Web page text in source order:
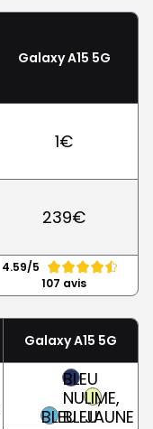
Galaxy A15 5G
1€
239€
4.59/5
107 avis
Galaxy A15 5G
BLEU
BLEU
NUIT,
BLEU
LIME,
JAUNE